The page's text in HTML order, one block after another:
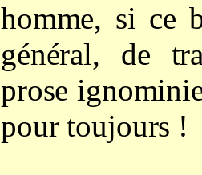
homme, si ce
général, de
prose
pour toujours !